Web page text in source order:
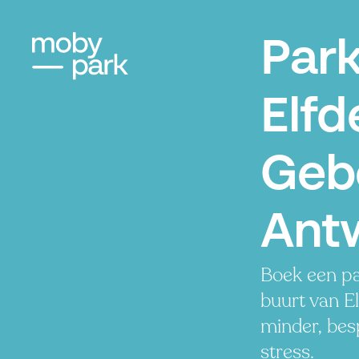
Boek een
buurt van
minder,
stress.